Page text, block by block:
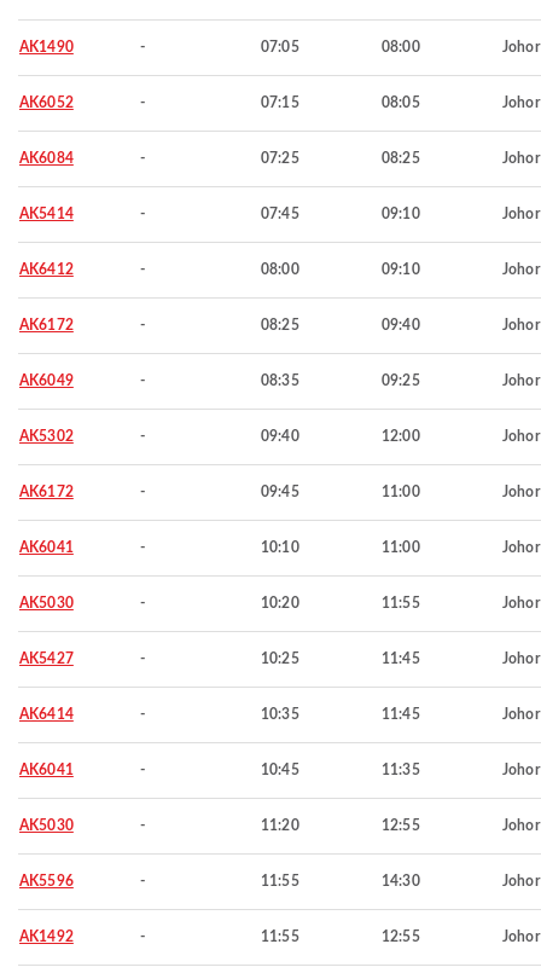
AK1490 - 07:05 08:00
AK6052 - 07:15 08:05
AK6084 - 07:25 08:25
AK5414 - 07:45 09:10
AK6412 - 08:00 09:10
AK6172 - 08:25 09:40
AK6049 - 08:35 09:25
AK5302 - 09:40 12:00
AK6172 - 09:45 11:00
AK6041 - 10:10 11:00
AK5030 - 10:20 11:55
AK5427 - 10:25 11:45
AK6414 - 10:35 11:45
AK6041 - 10:45 11:35
AK5030 - 11:20 12:55
AK5596 - 11:55 14:30
AK1492 - 11:55 12:55